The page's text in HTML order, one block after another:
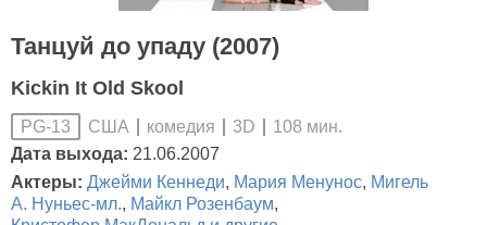
Танцуй до упаду (2007)
Kickin It Old Skool
PG-13 США комедия 3D
108 мин.
Дата выхода: 21.06.2007
Актеры: Джейми Кеннеди, Мария Менунос, Мигель
А. Нуньес-мл., Майкл Розенбаум,